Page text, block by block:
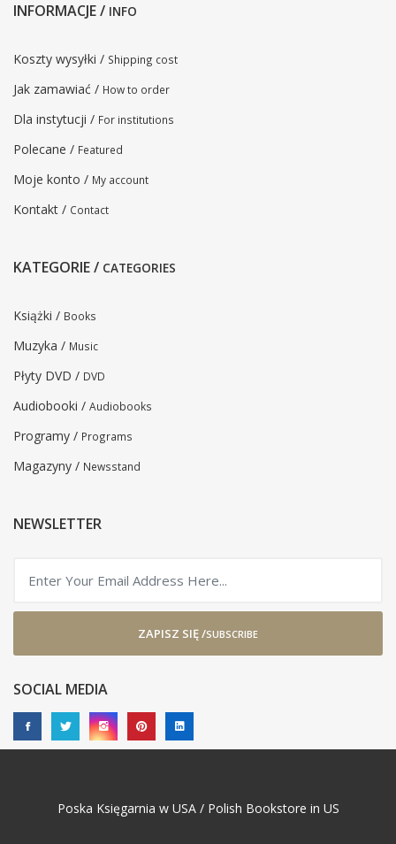
INFORMACJE / INFO
Koszty wysyłki / Shipping cost
Jak zamawiać / How to order
Dla instytucji / For institutions
Polecane / Featured
Moje konto / My account
Kontakt / Contact
KATEGORIE / CATEGORIES
Książki / Books
Muzyka / Music
Płyty DVD / DVD
Audiobooki / Audiobooks
Programy / Programs
Magazyny / Newsstand
NEWSLETTER
ZAPISZ SIĘ /SUBSCRIBE
SOCIAL MEDIA
Poska Księgarnia w USA / Polish Bookstore in US